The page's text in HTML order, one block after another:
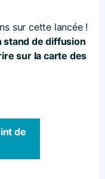
sur cette lancée !
stand de diffusion
sur la carte des
de